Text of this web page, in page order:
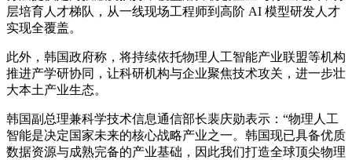
层培育人才梯队，从一线现场工程师到高阶 AI 模型研发人才
实现全覆盖。
此外，韩国政府称，将持续依托物理人工智能产业联盟等机构
推进产学研协同，让科研机构与企业聚焦技术攻关，进一步壮
大本土产业生态。
韩国副总理兼科学技术信息通信部长裴庆勋表示：“物理人工
智能是决定国家未来的核心战略产业之一。韩国现已具备优质
数据资源与成熟完备的产业基础，因此我们打造全球顶尖物理